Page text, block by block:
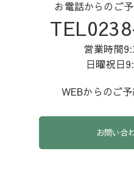
お電話からのご
営業時間
日曜祝日
WEBからのご
お問い合